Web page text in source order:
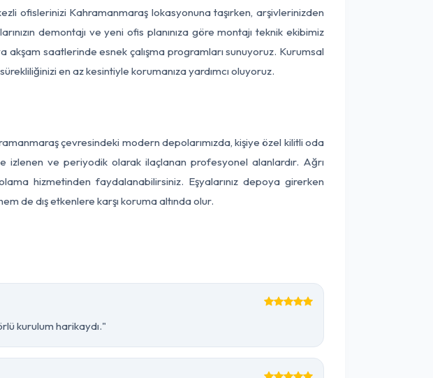
ofislerinizi Kahramanmaraş lokasyonuna taşırken, arşivlerinizden
demontajı ve yeni ofis planınıza göre montajı teknik ekibimiz
saatlerinde esnek çalışma programları sunuyoruz. Kurumsal
en az kesintiyle korumanıza yardımcı oluyoruz.
çevresindeki modern depolarımızda, kişiye özel kilitli oda
izlenen ve periyodik olarak ilaçlanan profesyonel alanlardır. Ağrı
hizmetinden faydalanabilirsiniz. Eşyalarınız depoya girerken
de dış etkenlere karşı koruma altında olur.
kurulum harikaydı."